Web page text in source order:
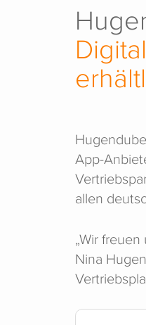
App-
allen
„Wir
Nina